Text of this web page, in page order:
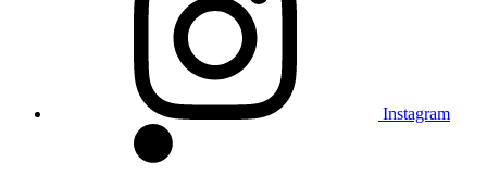
Instagram